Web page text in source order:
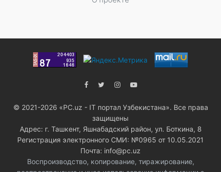
© 2021-2026 «PC.uz - IT портал Узбекистана». Все права
защищены
Адрес: г. Ташкент, Яшнабадский район, ул. Боткина, 8
Регистрация электронного СМИ: №0965 от 10.05.2021
Почта: info@pc.uz
Воспроизводство, копирование, тиражирование,